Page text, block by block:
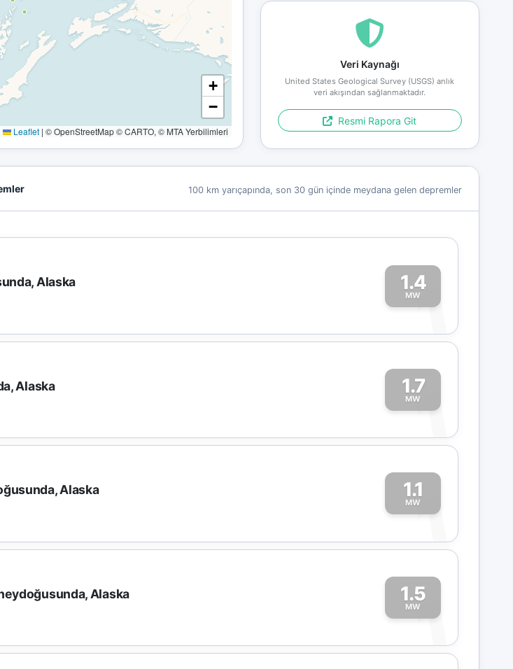
+
−
Leaflet | © OpenStreetMap © CARTO, © MTA Yerbilimleri
Veri Kaynağı
United States Geological Survey (USGS) anlık
veri akışından sağlanmaktadır.
Resmi Rapora Git
100 km yarıçapında, son 30 gün içinde meydana gelen depremler
Alaska 1.4
MW
1
Alaska 1.7
MW
1
Alaska 1.1
MW
1
Alaska 1.5
MW
1